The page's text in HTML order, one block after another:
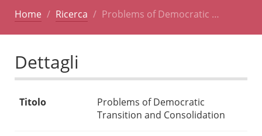
Home Ricerca Problems of Democratic …
Dettagli
Titolo
Problems of Democratic
Transition and Consolidation